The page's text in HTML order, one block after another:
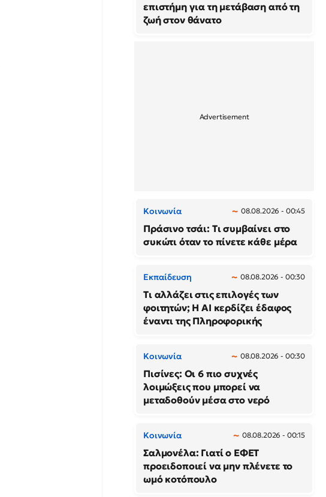
επιστήμη για τη μετάβαση από τη
ζωή στον θάνατο
Κοινωνία 08.08.2026 - 00:45
Πράσινο τσάι: Τι συμβαίνει στο
συκώτι όταν το πίνετε κάθε μέρα
Εκπαίδευση 08.08.2026 - 00:30
Τι αλλάζει στις επιλογές των
φοιτητών; Η AI κερδίζει έδαφος
έναντι της Πληροφορικής
Κοινωνία 08.08.2026 - 00:30
Πισίνες: Οι 6 πιο συχνές
λοιμώξεις που μπορεί να
μεταδοθούν μέσα στο νερό
Κοινωνία 08.08.2026 - 00:15
Σαλμονέλα: Γιατί ο ΕΦΕΤ
προειδοποιεί να μην πλένετε το
ωμό κοτόπουλο